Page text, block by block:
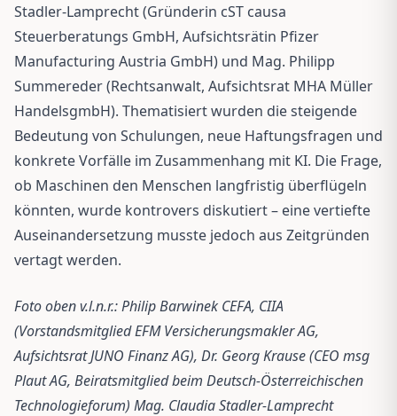
Stadler-Lamprecht (Gründerin cST causa
Steuerberatungs GmbH, Aufsichtsrätin Pfizer
Manufacturing Austria GmbH) und Mag. Philipp
Summereder (Rechtsanwalt, Aufsichtsrat MHA Müller
HandelsgmbH). Thematisiert wurden die steigende
Bedeutung von Schulungen, neue Haftungsfragen und
konkrete Vorfälle im Zusammenhang mit KI. Die Frage,
ob Maschinen den Menschen langfristig überflügeln
könnten, wurde kontrovers diskutiert – eine vertiefte
Auseinandersetzung musste jedoch aus Zeitgründen
vertagt werden.
Foto oben v.l.n.r.: Philip Barwinek CEFA, CIIA
(Vorstandsmitglied EFM Versicherungsmakler AG,
Aufsichtsrat JUNO Finanz AG), Dr. Georg Krause (CEO msg
Plaut AG, Beiratsmitglied beim Deutsch-Österreichischen
Technologieforum) Mag. Claudia Stadler-Lamprecht